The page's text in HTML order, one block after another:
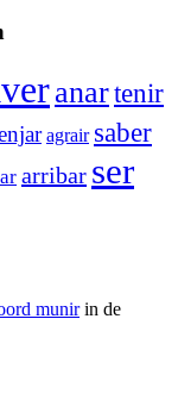
anartenir
agrair saber
arribar ser
munirin de